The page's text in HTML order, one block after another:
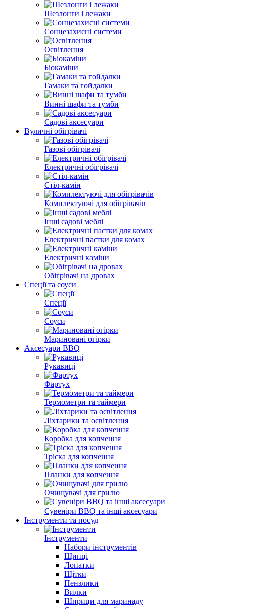
Шезлонги і лежаки
Сонцезахисні системи
Освітлення
Біокаміни
Гамаки та гойдалки
Винні шафи та тумби
Садові аксесуари
Вуличні обігрівачі
Газові обігрівачі
Електричні обігрівачі
Стіл-камін
Комплектуючі для обігрівачів
Інші садові меблі
Електричні пастки для комах
Електричні каміни
Обігрівачі на дровах
Спеції та соуси
Спеції
Соуси
Мариновані огірки
Аксесуари BBQ
Рукавиці
Фартух
Термометри та таймери
Ліхтарики та освітлення
Коробка для копчення
Тріска для копчення
Планки для копчення
Очищувачі для грилю
Сувеніри BBQ та інші аксесуари
Інструменти та посуд
Інструменти
Набори інструментів
Щипці
Лопатки
Щітки
Пензлики
Вилки
Шприци для маринаду